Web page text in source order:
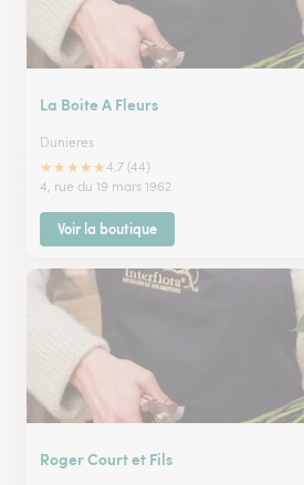
La Boite A Fleurs
Dunieres
★★★★★4.7 (44)
4, rue du 19 mars 1962
Voir la boutique
Roger Court et Fils